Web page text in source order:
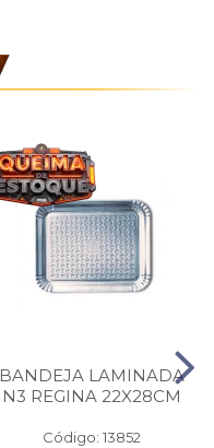
BANDEJA LAMINADA
N3 REGINA 22X28CM
Código: 13852